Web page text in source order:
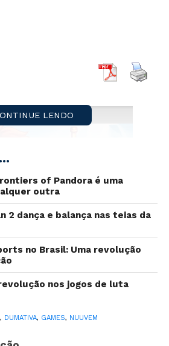
é válida até dia
LENDO
of Pandora é uma
outra
2 dança e balança nas teias da
no Brasil: Uma revolução
nos jogos de luta
, DUMATIVA, GAMES, NUUVEM